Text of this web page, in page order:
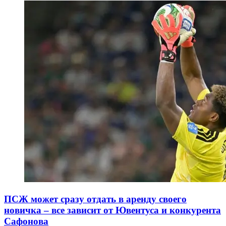
ПСЖ может сразу отдать в аренду своего
новичка – все зависит от Ювентуса и конкурента
Сафонова